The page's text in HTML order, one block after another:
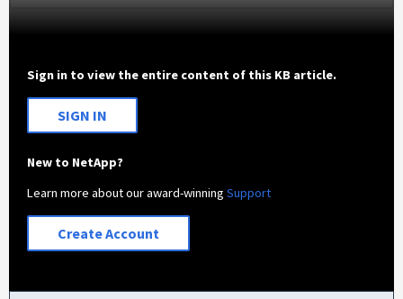
Sign in to view the entire content of this KB article.
SIGN IN
New to NetApp?
Learn more about our award-winningSupport
Create Account